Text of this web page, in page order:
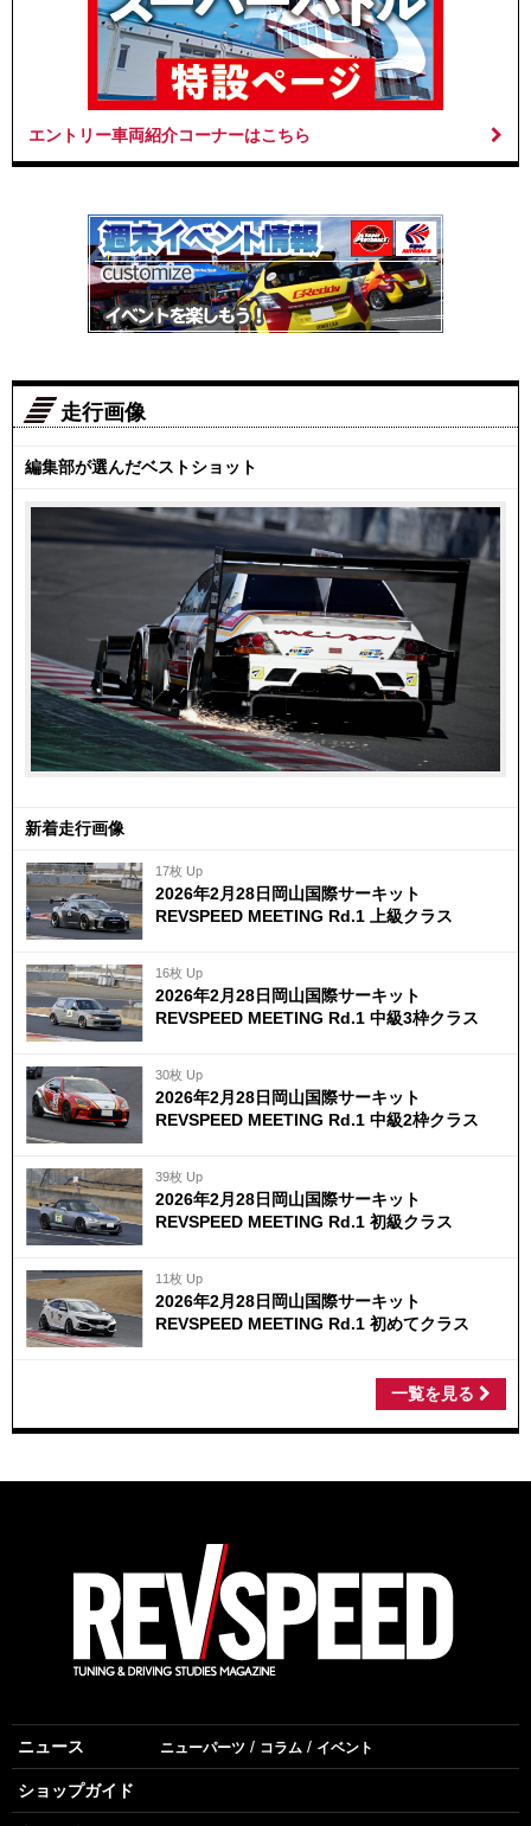
エントリー車両紹介コーナーはこちら
走行画像
編集部が選んだベストショット
新着走行画像
17枚 Up
2026年2月28日岡山国際サーキット
REVSPEED MEETING Rd.1 上級クラス
16枚 Up
2026年2月28日岡山国際サーキット
REVSPEED MEETING Rd.1 中級3枠クラス
30枚 Up
2026年2月28日岡山国際サーキット
REVSPEED MEETING Rd.1 中級2枠クラス
39枚 Up
2026年2月28日岡山国際サーキット
REVSPEED MEETING Rd.1 初級クラス
11枚 Up
2026年2月28日岡山国際サーキット
REVSPEED MEETING Rd.1 初めてクラス
一覧を見る
ニュース ニューパーツ コラム イベント
ショップガイド